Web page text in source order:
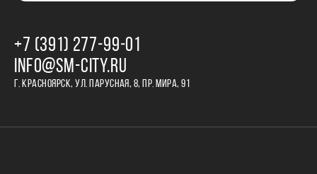
+7 (391) 277‒99‒01
INFO@SM-CITY.RU
Г. КРАСНОЯРСК, УЛ. ПАРУСНАЯ, 8, ПР. МИРА, 91